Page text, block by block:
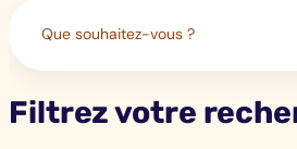
for:
Filtrez votre